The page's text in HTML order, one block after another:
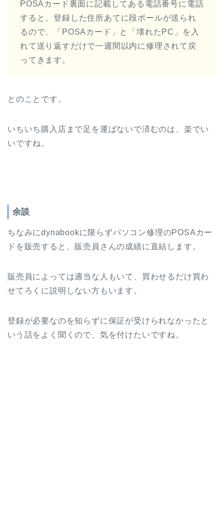
POSAカード裏面に記載してある電話番号に電話
すると、登録した住所あてに段ボールが送られ
るので、「POSAカード」と「壊れたPC」を入
れて送り返すだけで一週間以内に修理されて戻
ってきます。
とのことです。
いちいち購入店まで足を運ばないで済むのは、楽でい
いですね。
余談
ちなみにdynabookに限らずパソコン修理のPOSAカー
ドを販売すると、販売員さんの成績に直結します。
販売員によっては適当な人もいて、買わせるだけ買わ
せてろくに説明しない方もいます。
登録が必要なのを知らずに保証が受けられなかったと
いう話をよく聞くので、気を付けたいですね。